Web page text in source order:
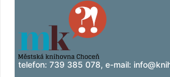
Přeskočit na obsah
telefon: 739 385 078, e-mail: